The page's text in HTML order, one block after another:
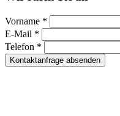
Vorname *
E-Mail *
Telefon *